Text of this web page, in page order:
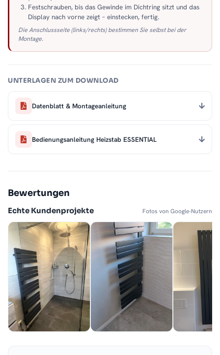
Festschrauben, bis das Gewinde im Dichtring sitzt und das
Display nach vorne zeigt – einstecken, fertig.
Die Anschlussseite (links/rechts) bestimmen Sie selbst bei der
Montage.
UNTERLAGEN ZUM DOWNLOAD
Datenblatt & Montageanleitung
Bedienungsanleitung Heizstab ESSENTIAL
Bewertungen
Echte Kundenprojekte Fotos von Google-Nutzern